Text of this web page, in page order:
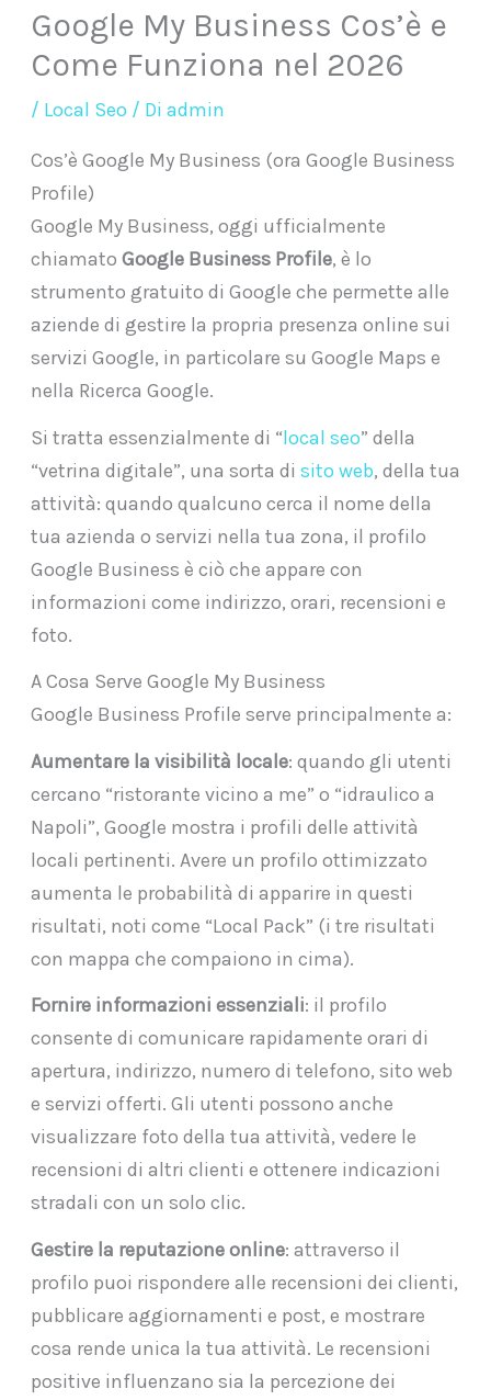
Google My Business Cos’è e
Come Funziona nel 2026
/ Local Seo / Di admin
Cos’è Google My Business (ora Google Business
Profile)
Google My Business, oggi ufficialmente
chiamato Google Business Profile, è lo
strumento gratuito di Google che permette alle
aziende di gestire la propria presenza online sui
servizi Google, in particolare su Google Maps e
nella Ricerca Google.
Si tratta essenzialmente di “local seo” della
“vetrina digitale”, una sorta di sito web, della tua
attività: quando qualcuno cerca il nome della
tua azienda o servizi nella tua zona, il profilo
Google Business è ciò che appare con
informazioni come indirizzo, orari, recensioni e
foto.
A Cosa Serve Google My Business
Google Business Profile serve principalmente a:
Aumentare la visibilità locale: quando gli utenti
cercano “ristorante vicino a me” o “idraulico a
Napoli”, Google mostra i profili delle attività
locali pertinenti. Avere un profilo ottimizzato
aumenta le probabilità di apparire in questi
risultati, noti come “Local Pack” (i tre risultati
con mappa che compaiono in cima).
Fornire informazioni essenziali: il profilo
consente di comunicare rapidamente orari di
apertura, indirizzo, numero di telefono, sito web
e servizi offerti. Gli utenti possono anche
visualizzare foto della tua attività, vedere le
recensioni di altri clienti e ottenere indicazioni
stradali con un solo clic.
Gestire la reputazione online: attraverso il
profilo puoi rispondere alle recensioni dei clienti,
pubblicare aggiornamenti e post, e mostrare
cosa rende unica la tua attività. Le recensioni
positive influenzano sia la percezione dei